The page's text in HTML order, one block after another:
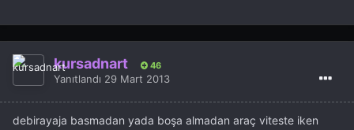
kursadnart 46
Yanıtlandı 29 Mart 2013
debirayaja basmadan yada boşa almadan araç viteste iken